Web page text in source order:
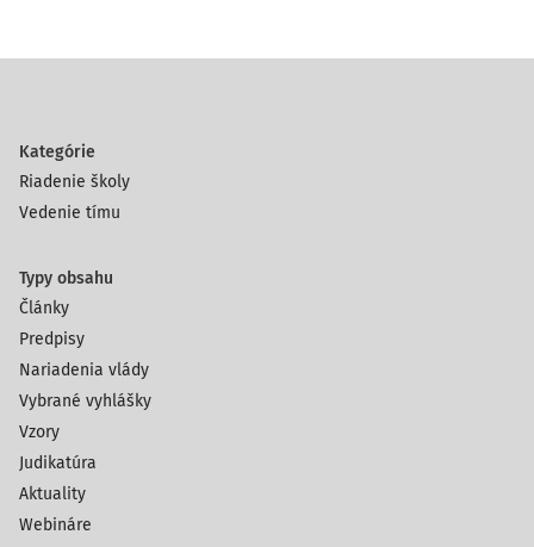
Kategórie
Riadenie školy
Vedenie tímu
Typy obsahu
Články
Predpisy
Nariadenia vlády
Vybrané vyhlášky
Vzory
Judikatúra
Aktuality
Webináre